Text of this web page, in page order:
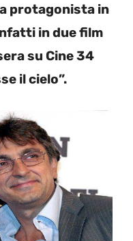
protagonista in
in due film
su Cine 34
il cielo”.